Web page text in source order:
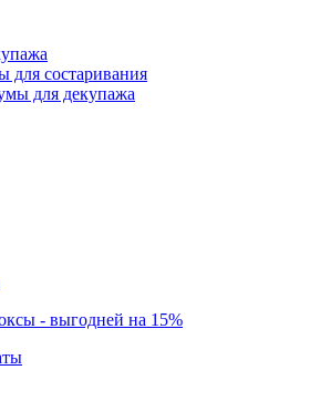
для состаривания
для декупажа
- выгодней на 15%